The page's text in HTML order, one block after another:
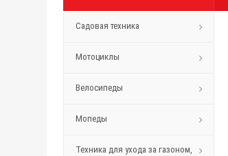
Садовая техника
Мотоциклы
Велосипеды
Мопеды
Техника для ухода за газоном,